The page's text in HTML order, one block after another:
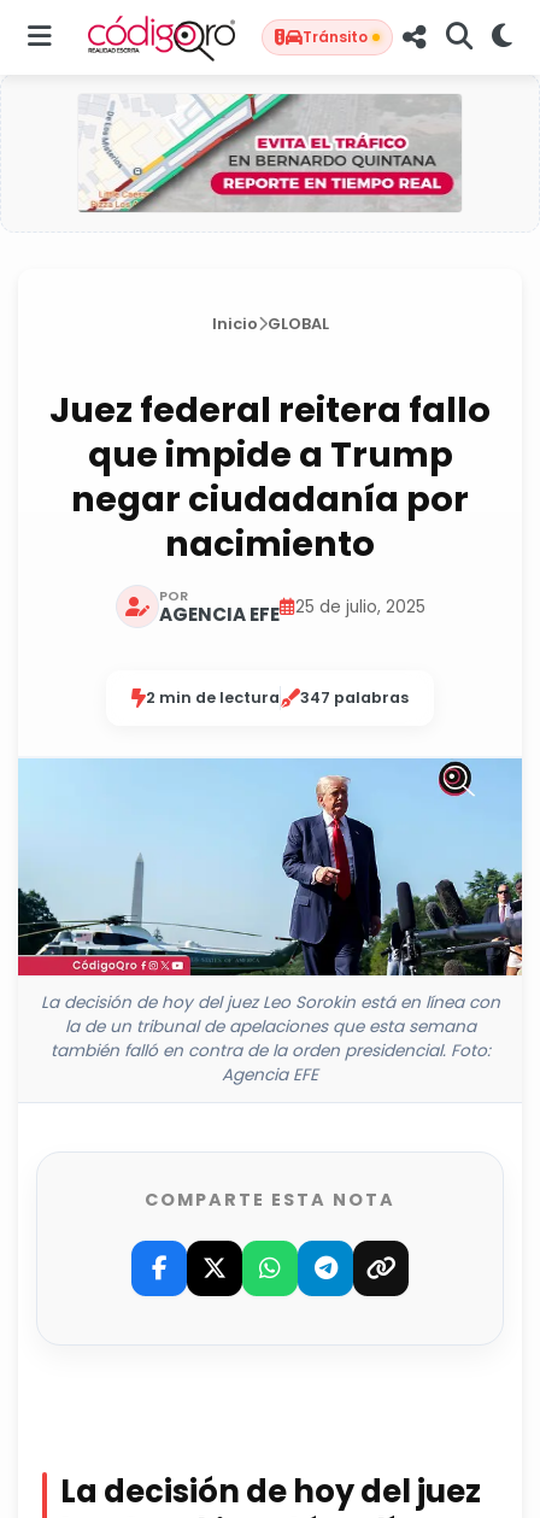
Tránsito
Inicio GLOBAL
Juez federal reitera fallo
que impide a Trump
negar ciudadanía por
nacimiento
POR
AGENCIA EFE 25 de julio, 2025
2 min de lectura 347 palabras
La decisión de hoy del juez Leo Sorokin está en línea con
la de un tribunal de apelaciones que esta semana
también falló en contra de la orden presidencial. Foto:
Agencia EFE
COMPARTE ESTA NOTA
La decisión de hoy del juez